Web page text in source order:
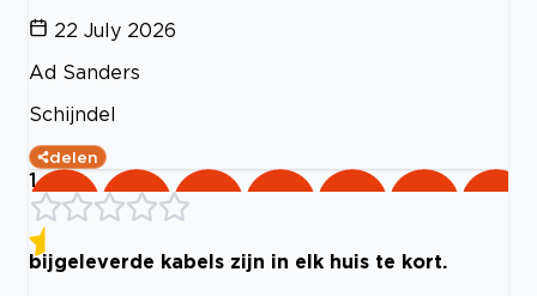
22 July 2026
Ad Sanders
Schijndel
delen
1
bijgeleverde kabels zijn in elk huis te kort.